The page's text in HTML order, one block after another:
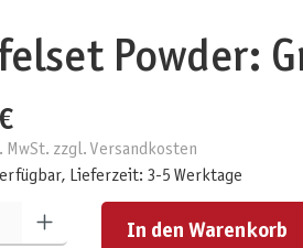
Powder:
MwSt. zzgl. Versandkosten
Lieferzeit: 3-5 Werktage
Gib den gewünschten Wert ein oder benutze die
In den Warenkorb